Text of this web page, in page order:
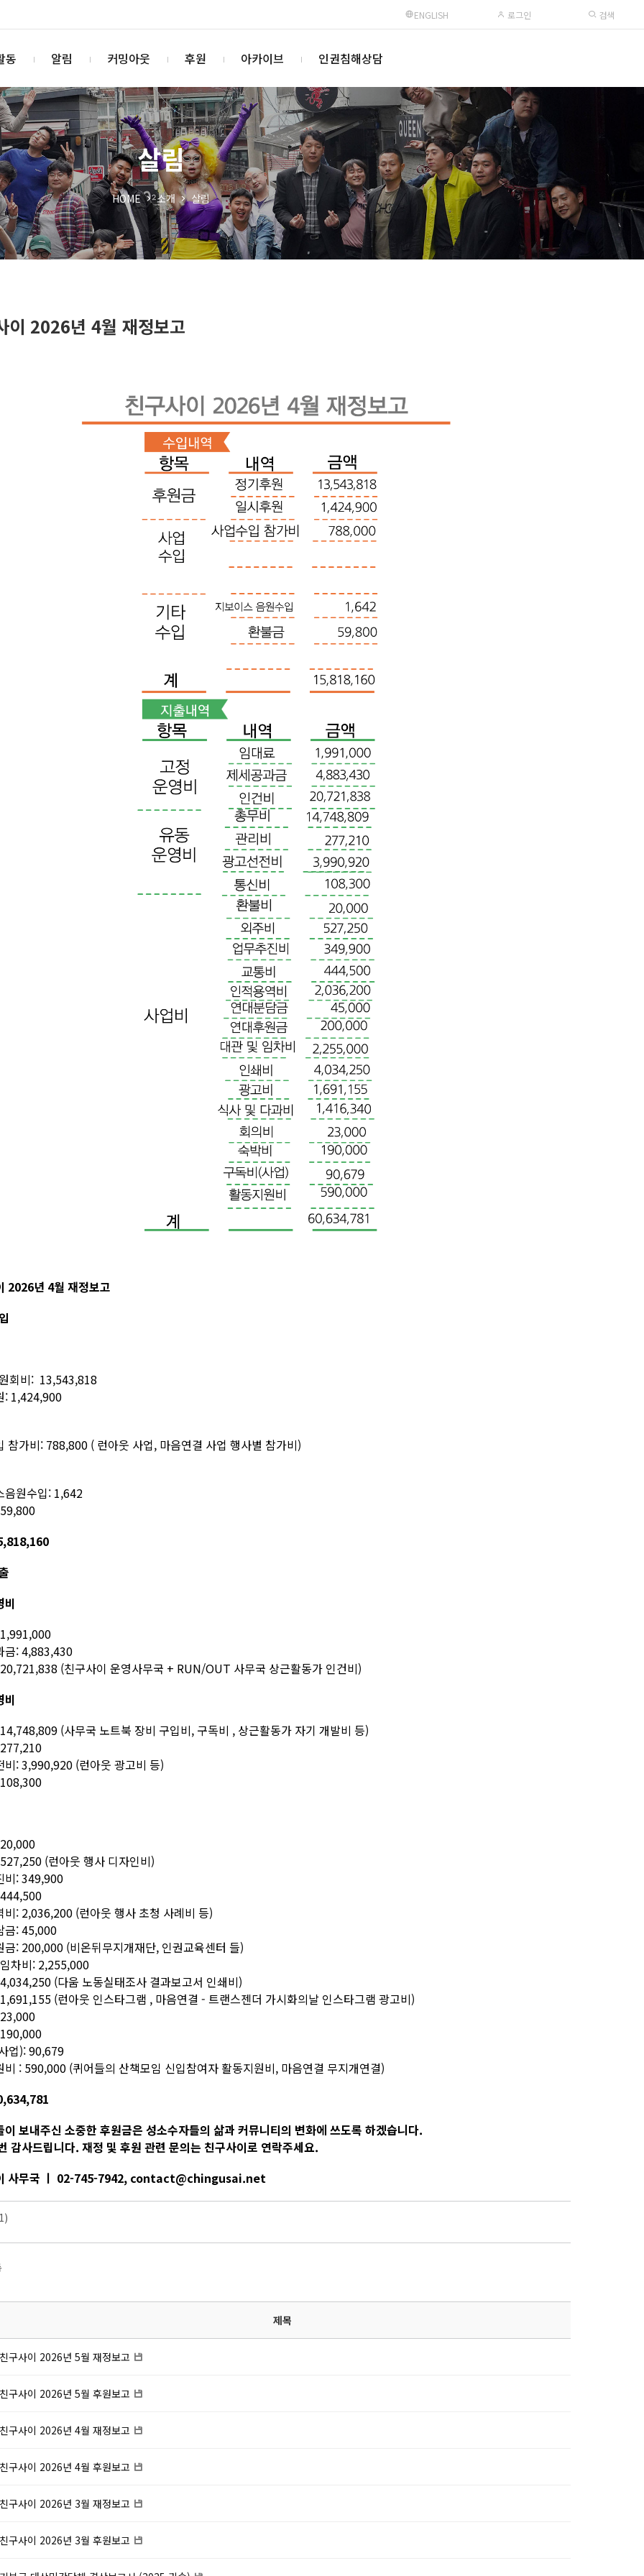
ENGLISH 로그인 검색
동 알림 커밍아웃 후원 아카이브 인권침해상담
살림
HOME 소개 살림
이 2026년 4월 재정보고
2026년 4월 재정보고
회비: 13,543,818
: 1,424,900
참가비: 788,800 ( 런아웃 사업, 마음연결 사업 행사별 참가비)
음원수입: 1,642
비
금: 4,883,430
(친구사이 운영사무국 + RUN/OUT 사무국 상근활동가 인건비)
비
(사무국 노트북 장비 구입비, 구독비 , 상근활동가 자기 개발비 등)
비: 3,990,920 (런아웃 광고비 등)
(런아웃 행사 디자인비)
비: 349,900
비: 2,036,200 (런아웃 행사 초청 사례비 등)
금: 45,000
금: 200,000 (비온뒤무지개재단, 인권교육센터 들)
차비: 2,255,000
(다움 노동실태조사 결과보고서 인쇄비)
(런아웃 인스타그램 , 마음연결 - 트랜스젠더 가시화의날 인스타그램 광고비)
업): 90,679
비 : 590,000 (퀴어들의 산책모임 신입참여자 활동지원비, 마음연결 무지개연결)
이 보내주신 소중한 후원금은 성소수자들의 삶과 커뮤니티의 변화에 쓰도록 하겠습니다.
감사드립니다. 재정 및 후원 관련 문의는 친구사이로 연락주세요.
사무국 ㅣ 02-745-7942, contact@chingusai.net
제목
구사이 2026년 5월 재정보고
구사이 2026년 5월 후원보고
구사이 2026년 4월 재정보고
구사이 2026년 4월 후원보고
구사이 2026년 3월 재정보고
구사이 2026년 3월 후원보고